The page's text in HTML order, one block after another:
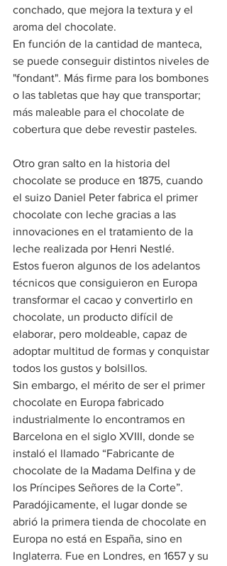
conchado, que mejora la textura y el
aroma del chocolate.
En función de la cantidad de manteca,
se puede conseguir distintos niveles de
"fondant". Más firme para los bombones
o las tabletas que hay que transportar;
más maleable para el chocolate de
cobertura que debe revestir pasteles.
Otro gran salto en la historia del
chocolate se produce en 1875, cuando
el suizo Daniel Peter fabrica el primer
chocolate con leche gracias a las
innovaciones en el tratamiento de la
leche realizada por Henri Nestlé.
Estos fueron algunos de los adelantos
técnicos que consiguieron en Europa
transformar el cacao y convertirlo en
chocolate, un producto difícil de
elaborar, pero moldeable, capaz de
adoptar multitud de formas y conquistar
todos los gustos y bolsillos.
Sin embargo, el mérito de ser el primer
chocolate en Europa fabricado
industrialmente lo encontramos en
Barcelona en el siglo XVIII, donde se
instaló el llamado “Fabricante de
chocolate de la Madama Delfina y de
los Príncipes Señores de la Corte”.
Paradójicamente, el lugar donde se
abrió la primera tienda de chocolate en
Europa no está en España, sino en
Inglaterra. Fue en Londres, en 1657 y su